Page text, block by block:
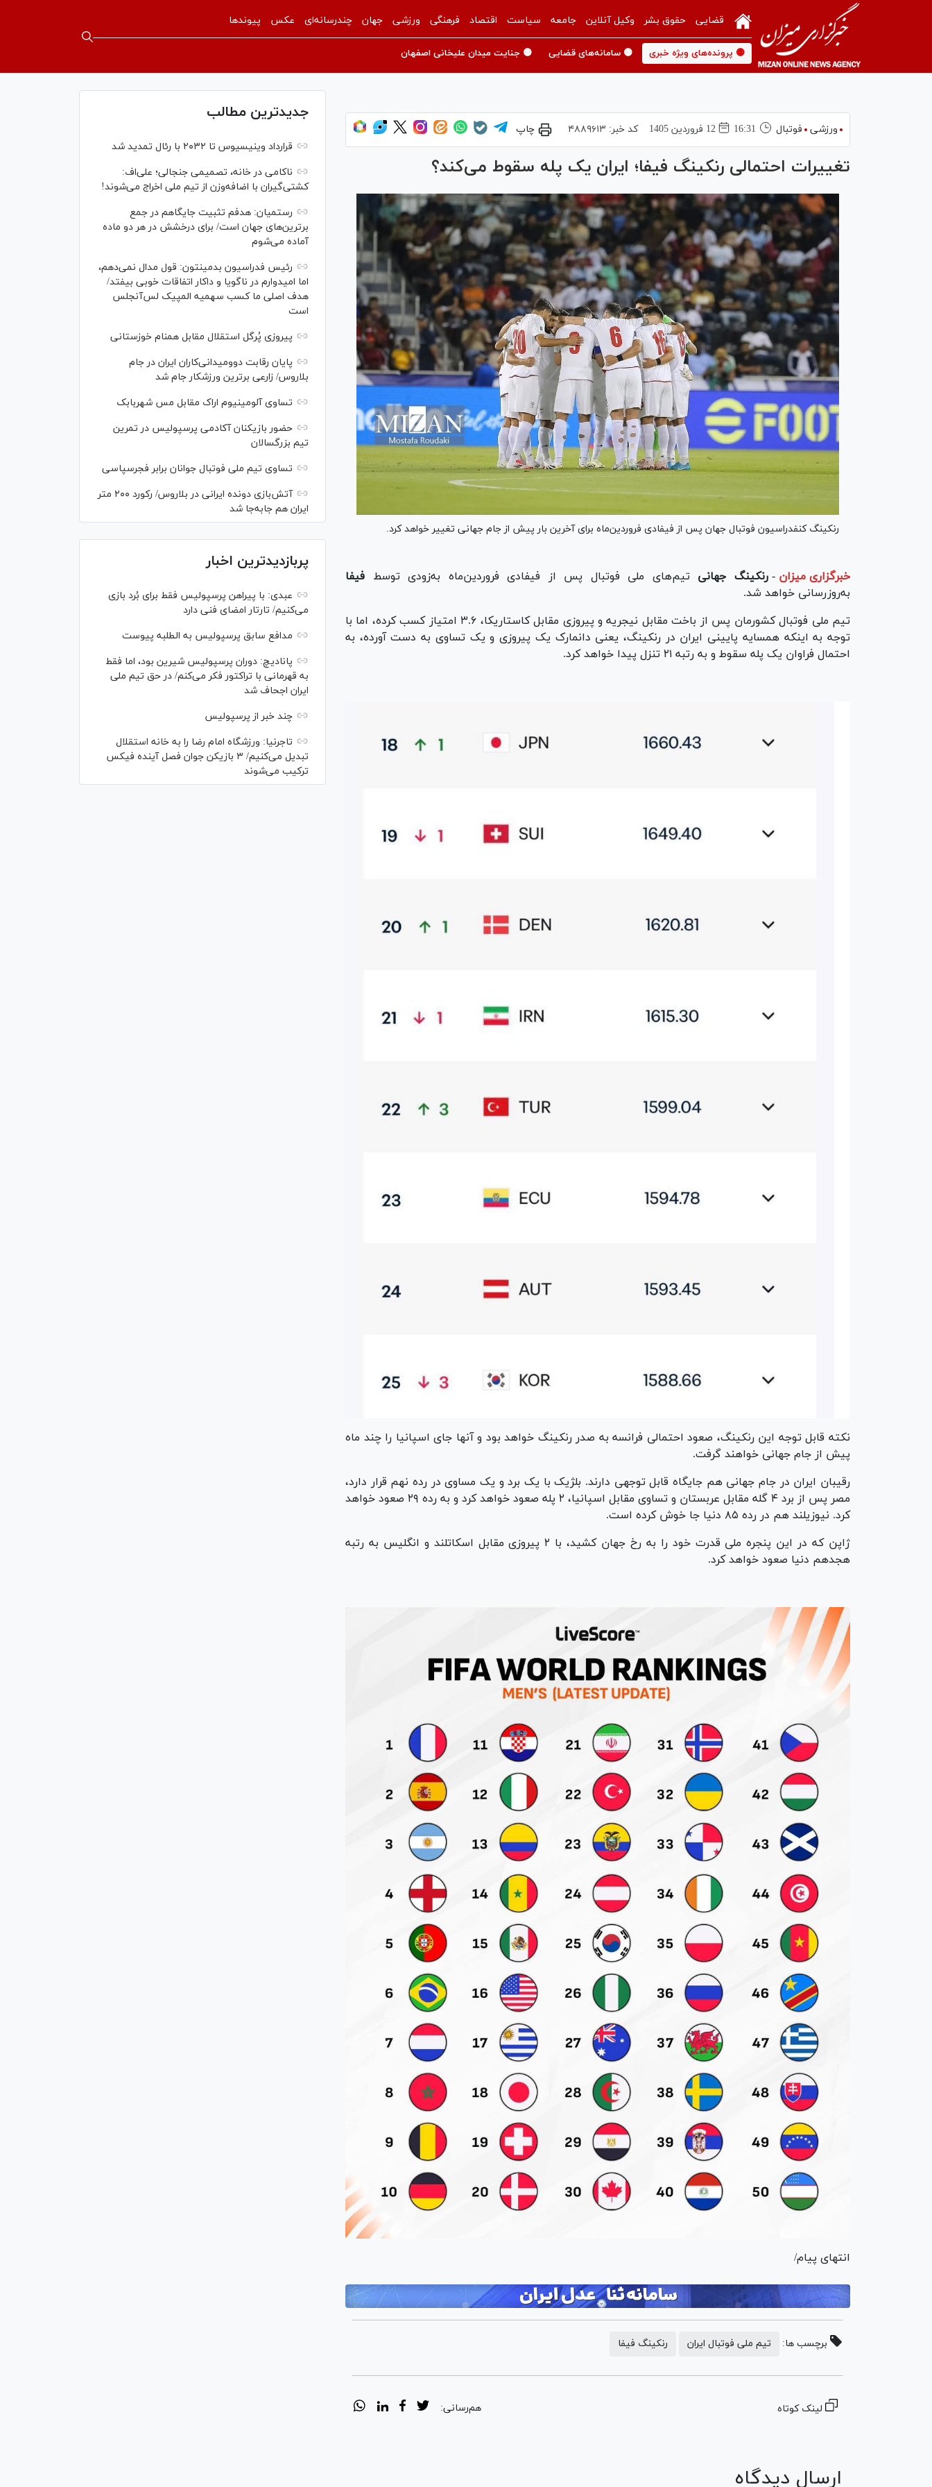
قضایی حقوق بشر وکیل آنلاین جامعه سیاست اقتصاد فرهنگی ورزشی جهان چندرسانه‌ای عکس پیوندها
🟡 پرونده‌های ویژه خبری 🟡 سامانه‌های قضایی 🟡 جنایت میدان علیخانی اصفهان
ورزشی فوتبال 16:31 12 فروردين 1405 کد خبر: ۴۸۸۹۶۱۳ چاپ
تغییرات احتمالی رنکینگ فیفا؛ ایران یک پله سقوط می‌کند؟
رنکینگ کنفدراسیون فوتبال جهان پس از فیفادی فروردین‌ماه برای آخرین بار پیش از جام جهانی تغییر خواهد کرد.
خبرگزاری میزان - رنکینگ جهانی تیم‌های ملی فوتبال پس از فیفادی فروردین‌ماه به‌زودی توسط فیفا
به‌روزرسانی خواهد شد.
تیم ملی فوتبال کشورمان پس از باخت مقابل نیجریه و پیروزی مقابل کاستاریکا، ۳.۶ امتیاز کسب کرده، اما با
توجه به اینکه همسایه پایینی ایران در رنکینگ، یعنی دانمارک یک پیروزی و یک تساوی به دست آورده، به
احتمال فراوان یک پله سقوط و به رتبه ۲۱ تنزل پیدا خواهد کرد.
نکته قابل توجه این رنکینگ، صعود احتمالی فرانسه به صدر رنکینگ خواهد بود و آنها جای اسپانیا را چند ماه
پیش از جام جهانی خواهند گرفت.
رقیبان ایران در جام جهانی هم جایگاه قابل توجهی دارند. بلژیک با یک برد و یک مساوی در رده نهم قرار دارد،
مصر پس از برد ۴ گله مقابل عربستان و تساوی مقابل اسپانیا، ۲ پله صعود خواهد کرد و به رده ۲۹ صعود خواهد
کرد. نیوزیلند هم در رده ۸۵ دنیا جا خوش کرده است.
ژاپن که در این پنجره ملی قدرت خود را به رخ جهان کشید، با ۲ پیروزی مقابل اسکاتلند و انگلیس به رتبه
هجدهم دنیا صعود خواهد کرد.
انتهای پیام/
برچسب ها: تیم ملی فوتبال ایران رنکینگ فیفا
لینک کوتاه هم‌رسانی:
ارسال دیدگاه
جدیدترین مطالب
قرارداد وینیسیوس تا ۲۰۳۲ با رئال‌ تمدید شد
ناکامی در خانه، تصمیمی جنجالی؛ علی‌اف:
کشتی‌گیران با اضافه‌وزن از تیم ملی اخراج می‌شوند!
رستمیان: هدفم تثبیت جایگاهم در جمع
برترین‌های جهان است/ برای درخشش در هر دو ماده
آماده می‌شوم
رئیس فدراسیون بدمینتون: قول مدال نمی‌دهم،
اما امیدوارم در ناگویا و داکار اتفاقات خوبی بیفتد/
هدف اصلی ما کسب سهمیه المپیک لس‌آنجلس
است
پیروزی پُرگل استقلال مقابل همنام خوزستانی
پایان رقابت دوومیدانی‌کاران ایران در جام
بلاروس/ زارعی برترین ورزشکار جام شد
تساوی آلومینیوم اراک مقابل مس شهربابک
حضور بازیکنان آکادمی پرسپولیس در تمرین
تیم بزرگسالان
تساوی تیم ملی فوتبال جوانان برابر فجرسپاسی
آتش‌بازی دونده ایرانی در بلاروس/ رکورد ۲۰۰ متر
ایران هم جابه‌جا شد
پربازدیدترین اخبار
عبدی: با پیراهن پرسپولیس فقط برای بُرد بازی
می‌کنیم/ تارتار امضای فنی دارد
مدافع سابق پرسپولیس به الطلبه پیوست
پانادیچ: دوران پرسپولیس شیرین بود، اما فقط
به قهرمانی با تراکتور فکر می‌کنم/ در حق تیم ملی
ایران اجحاف شد
چند خبر از پرسپولیس
تاجرنیا: ورزشگاه امام رضا را به خانه استقلال
تبدیل می‌کنیم/ ۳ بازیکن جوان فصل آینده فیکس
ترکیب می‌شوند